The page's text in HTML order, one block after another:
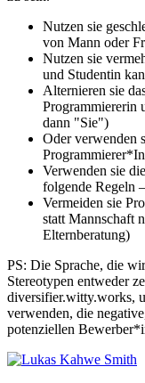
Nutzen sie
von Mann oder
Nutzen sie
und Studentin
Alternieren sie
Programmiererin
dann "Sie")
Oder verwenden
Verwenden sie
folgende Regeln
Vermeiden sie
statt Mannschaft
Elternberatung)
PS: Die Sprache, die
Stereotypen entweder
diversifier.witty.works,
verwenden, die
potenziellen